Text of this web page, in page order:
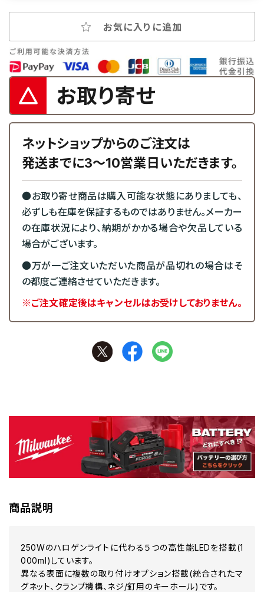
お気に入りに追加
お取り寄せ
ネットショップからのご注文は
発送までに3～10営業日いただきます。
●お取り寄せ商品は購入可能な状態にありましても、
必ずしも在庫を保証するものではありません。メーカー
の在庫状況により、納期がかかる場合や欠品している
場合がございます。
●万が一ご注文いただいた商品が品切れの場合はそ
の都度ご連絡させていただきます。
※ご注文確定後はキャンセルはお受けしておりません。
商品説明
250Wのハロゲンライトに代わる５つの高性能LEDを搭載(1
000ml)しています。
異なる表面に複数の取り付けオプション搭載(統合されたマ
グネット、クランプ機構、ネジ/釘用のキーホール)です。